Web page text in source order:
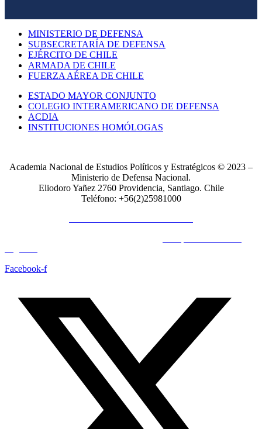
MINISTERIO DE DEFENSA
SUBSECRETARÍA DE DEFENSA
EJÉRCITO DE CHILE
ARMADA DE CHILE
FUERZA AÉREA DE CHILE
ESTADO MAYOR CONJUNTO
COLEGIO INTERAMERICANO DE DEFENSA
ACDIA
INSTITUCIONES HOMÓLOGAS
Academia Nacional de Estudios Políticos y Estratégicos © 2023 –
Ministerio de Defensa Nacional.
Eliodoro Yañez 2760 Providencia, Santiago. Chile
Teléfono: +56(2)25981000
Facebook-f